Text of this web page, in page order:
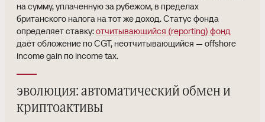
на сумму, уплаченную за рубежом, в пределах
британского налога на тот же доход. Статус фонда
определяет ставку:отчитывающийся (reporting) фонд
даёт обложение по CGT, неотчитывающийся — offshore
income gain по income tax.
эволюция: автоматический обмен и
криптоактивы